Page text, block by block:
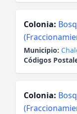
Colonia:
Municipio:
Códigos
Colonia: